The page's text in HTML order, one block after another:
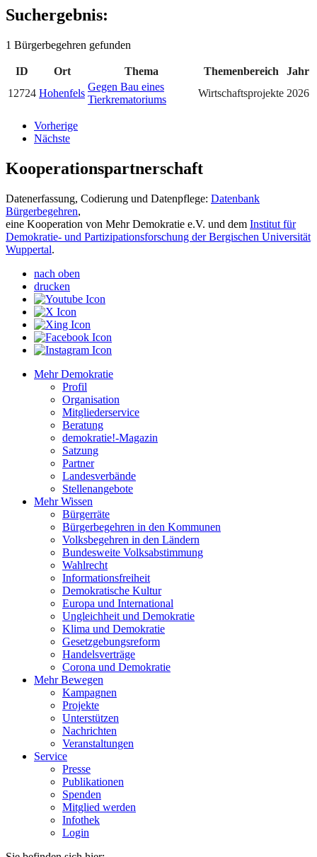
Suchergebnis:
1 Bürgerbegehren gefunden
ID Ort Thema Themenbereich
Jahr
12724 Hohenfels
Gegen Bau eines
Tierkrematoriums
Wirtschaftsprojekte 2026
Vorherige
Nächste
Kooperationspartnerschaft
Datenerfassung, Codierung und Datenpflege: Datenbank
Bürgerbegehren,
eine Kooperation von Mehr Demokratie e.V. und dem Institut für
Demokratie- und Partizipationsforschung der Bergischen Universität
Wuppertal.
nach oben
drucken
Mehr Demokratie
Profil
Organisation
Mitgliederservice
Beratung
demokratie!-Magazin
Satzung
Partner
Landesverbände
Stellenangebote
Mehr Wissen
Bürgerräte
Bürgerbegehren in den Kommunen
Volksbegehren in den Ländern
Bundesweite Volksabstimmung
Wahlrecht
Informationsfreiheit
Demokratische Kultur
Europa und International
Ungleichheit und Demokratie
Klima und Demokratie
Gesetzgebungsreform
Handelsverträge
Corona und Demokratie
Mehr Bewegen
Kampagnen
Projekte
Unterstützen
Nachrichten
Veranstaltungen
Service
Presse
Publikationen
Spenden
Mitglied werden
Infothek
Login